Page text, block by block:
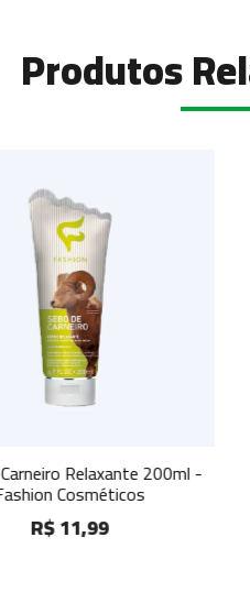
Produtos
Relaxante 200ml -
Cosméticos
R$ 11,99